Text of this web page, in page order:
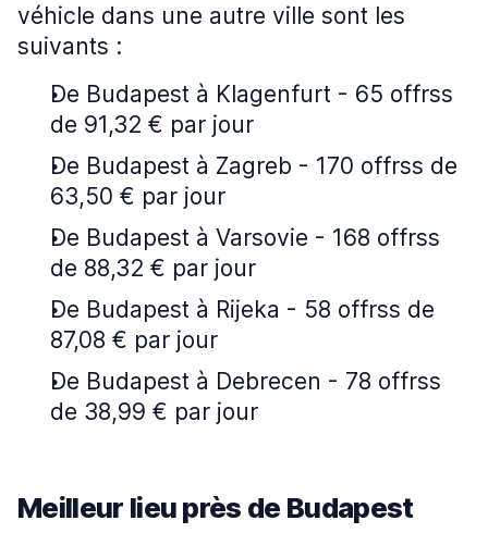
véhicle dans une autre ville sont les
suivants :
De Budapest à Klagenfurt - 65 offrss
de 91,32 € par jour
De Budapest à Zagreb - 170 offrss de
63,50 € par jour
De Budapest à Varsovie - 168 offrss
de 88,32 € par jour
De Budapest à Rijeka - 58 offrss de
87,08 € par jour
De Budapest à Debrecen - 78 offrss
de 38,99 € par jour
Meilleur lieu près de Budapest